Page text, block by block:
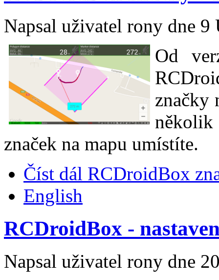
Napsal uživatel rony dne 9
Od
značky
značek na mapu umístíte.
Číst dál RCDroidBox
English
RCDroidBox -
Napsal uživatel rony dne